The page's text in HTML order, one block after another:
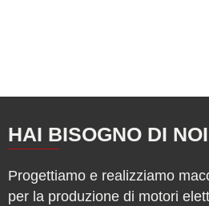
HAI BISOGNO DI
Progettiamo e realizziamo
per la produzione di motori